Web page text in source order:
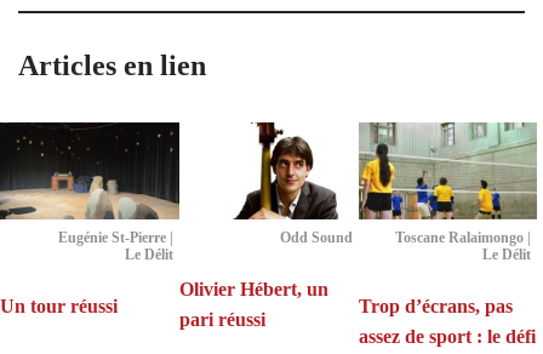
Articles en lien
Eugénie St-Pierre |
Le Délit
Un tour réussi
Odd Sound
Olivier Hébert, un
pari réussi
Toscane Ralaimongo |
Le Délit
Trop d’écrans, pas
assez de sport : le défi